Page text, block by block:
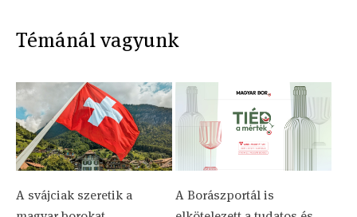
Témánál vagyunk
A svájciak szeretik a
A Borászportál is